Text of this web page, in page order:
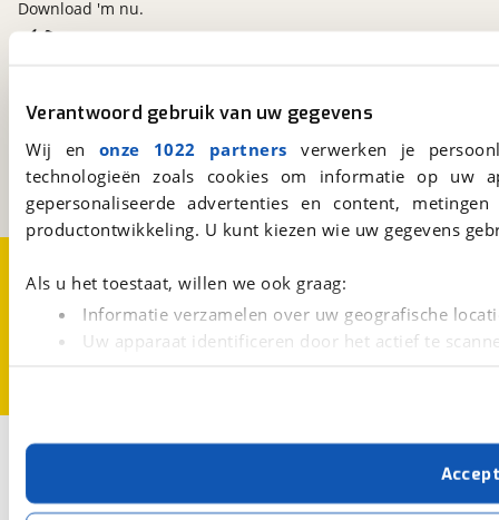
Verantwoord gebruik van uw gegevens
Wij en onze 1022 partners verwerken je
technologieën zoals cookies om informatie op
gepersonaliseerde advertenties en content,
productontwikkeling. U kunt kiezen wie uw gegevens
Als u het toestaat, willen we ook graag:
Informatie verzamelen over uw geografische
Uw apparaat identificeren door het actief te
Met cookies en vergelijkbare technieken zorgen we
cookies zorgen ervoor dat de website goed werkt.
verbeteren. We tonen je graag relevante advertenties
Kosterijland15
3981 AJ
Bunnik
Een initiatief van
BOVAG
Download 'm nu.
CookievoorkeurenVacatures